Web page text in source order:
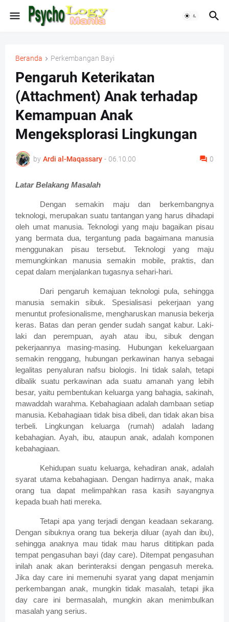
Beranda Perkembangan Bayi
Pengaruh Keterikatan
(Attachment) Anak terhadap
Kemampuan Anak
Mengeksplorasi Lingkungan
by Ardi al-Maqassary - 06.10.00 0
Latar Belakang Masalah
Dengan semakin maju dan berkembangnya
teknologi, merupakan suatu tantangan yang harus dihadapi
oleh umat manusia. Teknologi yang maju bagaikan pisau
yang bermata dua, tergantung pada bagaimana manusia
menggunakan pisau tersebut. Teknologi yang maju
memungkinkan manusia semakin mobile, praktis, dan
cepat dalam menjalankan tugasnya sehari-hari.
Dari pengaruh kemajuan teknologi pula, sehingga
manusia semakin sibuk. Spesialisasi pekerjaan yang
menuntut profesionalisme, mengharuskan manusia bekerja
keras. Batas dan peran gender sudah sangat kabur. Laki-
laki dan perempuan, ayah atau ibu, sibuk dengan
pekerjaannya masing-masing. Hubungan kekeluargaan
semakin renggang, hubungan perkawinan hanya sebagai
legalitas penyaluran nafsu biologis. Ini tidak salah, tetapi
dibalik suatu perkawinan ada suatu amanah yang lebih
besar, yaitu pembentukan keluarga yang bahagia, sakinah,
mawaddah warahma. Kebahagiaan adalah dambaan setiap
manusia. Kebahagiaan tidak bisa dibeli, dan tidak akan bisa
terbeli. Lingkungan keluarga (rumah) adalah ladang
kebahagian. Ayah, ibu, ataupun anak, adalah komponen
kebahagiaan.
Kehidupan suatu keluarga, kehadiran anak, adalah
syarat utama kebahagiaan. Dengan hadirnya anak, maka
orang tua dapat melimpahkan rasa kasih sayangnya
kepada buah hati mereka.
Tetapi apa yang terjadi dengan keadaan sekarang.
Dengan sibuknya orang tua bekerja diluar (ayah dan ibu),
sehingga anaknya mau tidak mau harus dititipkan pada
tempat pengasuhan bayi (day care). Ditempat pengasuhan
inilah anak akan berinteraksi dengan pengasuh mereka.
Jika day care ini memenuhi syarat yang dapat menjamin
perkembangan anak, mungkin tidak masalah, tetapi jika
day care ini bermasalah, mungkin akan menimbulkan
masalah yang serius.